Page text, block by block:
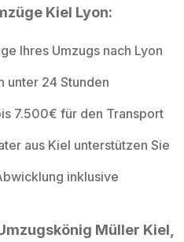
Kiel Lyon:
Ihres Umzugs nach Lyon
unter 24 Stunden
7.500€ für den Transport
aus Kiel unterstützen Sie
inklusive
Müller Kiel,